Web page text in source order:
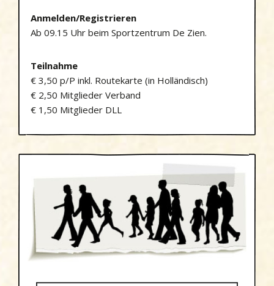
Anmelden/Registrieren
Ab 09.15 Uhr beim Sportzentrum De Zien.
Teilnahme
€ 3,50 p/P inkl. Routekarte (in Holländisch)
€ 2,50 Mitglieder Verband
​€ 1,50 Mitglieder DLL